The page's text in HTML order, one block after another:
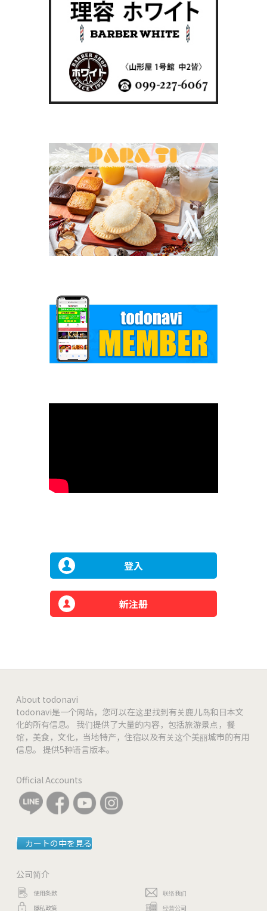
登入
新注册
About todonavi
todonavi是一个网站，您可以在这里找到有关鹿儿岛和日本文
化的所有信息。 我们提供了大量的内容，包括旅游景点，餐
馆，美食，文化，当地特产，住宿以及有关这个美丽城市的有用
信息。 提供5种语言版本。
Official Accounts
カートの中を見る
公司简介
使用条款
隱私政策
联络我们
经营公司